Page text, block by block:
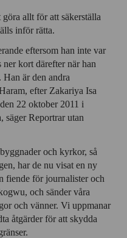
allt för att säkerställa
inför rätta.
eftersom han inte var
kort därefter när han
Han är den andra
efter Zakariya Isa
22 oktober 2011 i
säger Reportrar utan
och kyrkor, så
har de nu visat en ny
fiende för journalister och
och sänder våra
och vänner. Vi uppmanar
åtgärder för att skydda